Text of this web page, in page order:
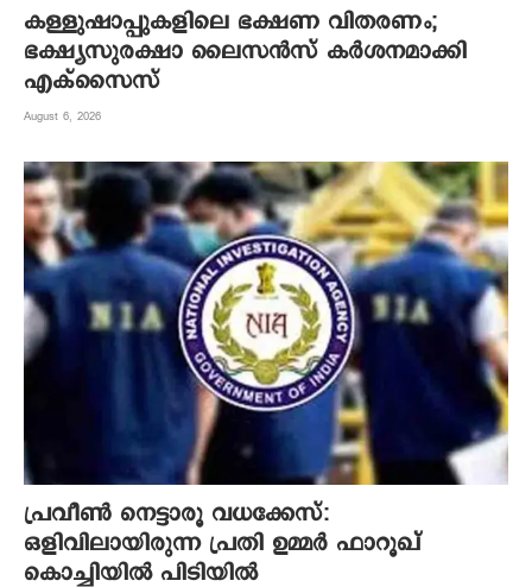
കള്ളുഷാപ്പുകളിലെ ഭക്ഷണ വിതരണം;
ഭക്ഷ്യസുരക്ഷാ ലൈസന്‍സ് കര്‍ശനമാക്കി
എക്‌സൈസ്
August 6, 2026
പ്രവീൺ നെട്ടാരൂ വധക്കേസ്:
ഒളിവിലായിരുന്ന പ്രതി ഉമ്മർ ഫാറൂഖ്
കൊച്ചിയിൽ പിടിയിൽ